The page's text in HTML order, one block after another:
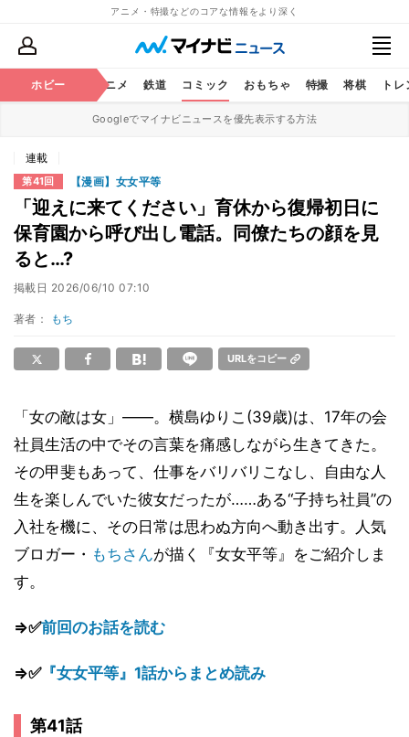
アニメ・特撮などのコアな情報をより深く
ホビー アニメ 鉄道 コミック おもちゃ 特撮 将棋 ト
Googleでマイナビニュースを優先表示する方法
連載
第41回 【漫画】女女平等
「迎えに来てください」育休から復帰初日に
保育園から呼び出し電話。同僚たちの顔を見
ると…?
掲載日 2026/06/10 07:10
著者： もち
URLをコピー
「女の敵は女」――。横島ゆりこ(39歳)は、17年の会
社員生活の中でその言葉を痛感しながら生きてきた。
その甲斐もあって、仕事をバリバリこなし、自由な人
生を楽しんでいた彼女だったが……ある“子持ち社員”の
入社を機に、その日常は思わぬ方向へ動き出す。人気
ブロガー・ もちさんが描く『女女平等』をご紹介しま
す。
⇒✅前回のお話を読む
⇒✅『女女平等』1話からまとめ読み
第41話